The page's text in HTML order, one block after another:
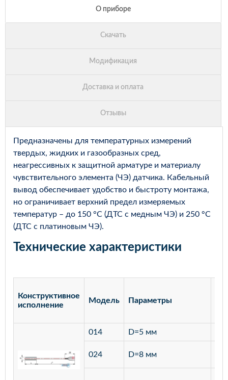
Предназначены для температурных измерений
твердых, жидких и газообразных сред,
неагрессивных к защитной арматуре и материалу
чувствительного элемента (ЧЭ) датчика. Кабельный
вывод обеспечивает удобство и быстроту монтажа,
но ограничивает верхний предел измеряемых
температур – до 150 °С (ДТС с медным ЧЭ) и 250 °С
(ДТС с платиновым ЧЭ).
Технические характеристики
Конструктивное
исполнение
Модель Параметры
014 D=5 мм
024 D=8 мм